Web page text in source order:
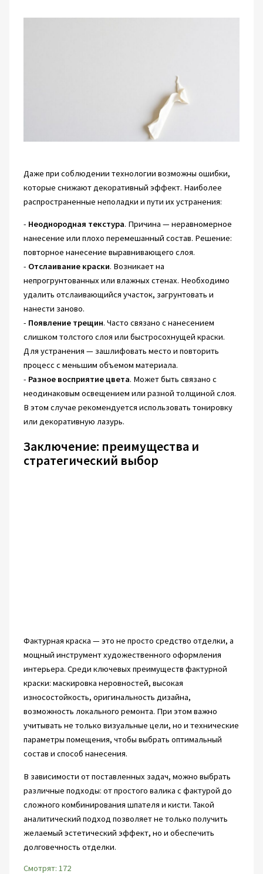
Даже при соблюдении технологии возможны ошибки,
которые снижают декоративный эффект. Наиболее
распространенные неполадки и пути их устранения:
- Неоднородная текстура. Причина — неравномерное
нанесение или плохо перемешанный состав. Решение:
повторное нанесение выравнивающего слоя.
- Отслаивание краски. Возникает на
непрогрунтованных или влажных стенах. Необходимо
удалить отслаивающийся участок, загрунтовать и
нанести заново.
- Появление трещин. Часто связано с нанесением
слишком толстого слоя или быстросохнущей краски.
Для устранения — зашлифовать место и повторить
процесс с меньшим объемом материала.
- Разное восприятие цвета. Может быть связано с
неодинаковым освещением или разной толщиной слоя.
В этом случае рекомендуется использовать тонировку
или декоративную лазурь.
Заключение: преимущества и
стратегический выбор
Фактурная краска — это не просто средство отделки, а
мощный инструмент художественного оформления
интерьера. Среди ключевых преимуществ фактурной
краски: маскировка неровностей, высокая
износостойкость, оригинальность дизайна,
возможность локального ремонта. При этом важно
учитывать не только визуальные цели, но и технические
параметры помещения, чтобы выбрать оптимальный
состав и способ нанесения.
В зависимости от поставленных задач, можно выбрать
различные подходы: от простого валика с фактурой до
сложного комбинирования шпателя и кисти. Такой
аналитический подход позволяет не только получить
желаемый эстетический эффект, но и обеспечить
долговечность отделки.
Смотрят: 172